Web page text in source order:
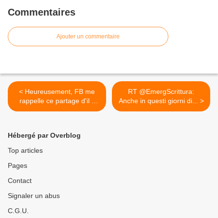
Commentaires
Ajouter un commentaire
< Heureusement, FB me
rappelle ce partage d'il y
a...
RT @EmergScrittura:
Anche in questi giorni di... >
Hébergé par Overblog
Top articles
Pages
Contact
Signaler un abus
C.G.U.